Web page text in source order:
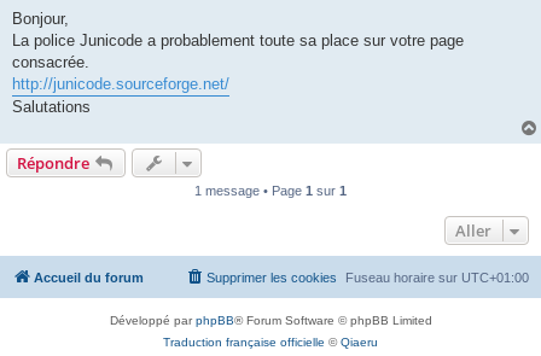
s
a
g
Bonjour,
La police Junicode a probablement toute sa place sur votre page
consacrée.
http://junicode.sourceforge.net/
Salutations
Répondre
1 message • Page 1 sur 1
Aller
Accueil du forum Fuseau horaire sur UTC+01:00
Supprimer les cookies
Développé parphpBB® Forum Software © phpBB Limited
Traduction française officielle ©Qiaeru